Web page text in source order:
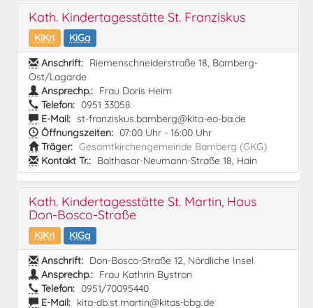
Kath. Kindertagesstätte St. Franziskus
KiKri
KiGa
Anschrift: Riemenschneiderstraße 18, Bamberg-
Ost/Lagarde
Ansprechp.: Frau Doris Heim
Telefon: 0951 33058
E-Mail: st-franziskus.bamberg@kita-eo-ba.de
Öffnungszeiten: 07:00 Uhr - 16:00 Uhr
Träger: Gesamtkirchengemeinde Bamberg (GKG)
Kontakt Tr.: Balthasar-Neumann-Straße 18, Hain
Kath. Kindertagesstätte St. Martin, Haus
Don-Bosco-Straße
KiKri
KiGa
Anschrift: Don-Bosco-Straße 12, Nördliche Insel
Ansprechp.: Frau Kathrin Bystron
Telefon: 0951/70095440
E-Mail: kita-db.st.martin@kitas-bbg.de